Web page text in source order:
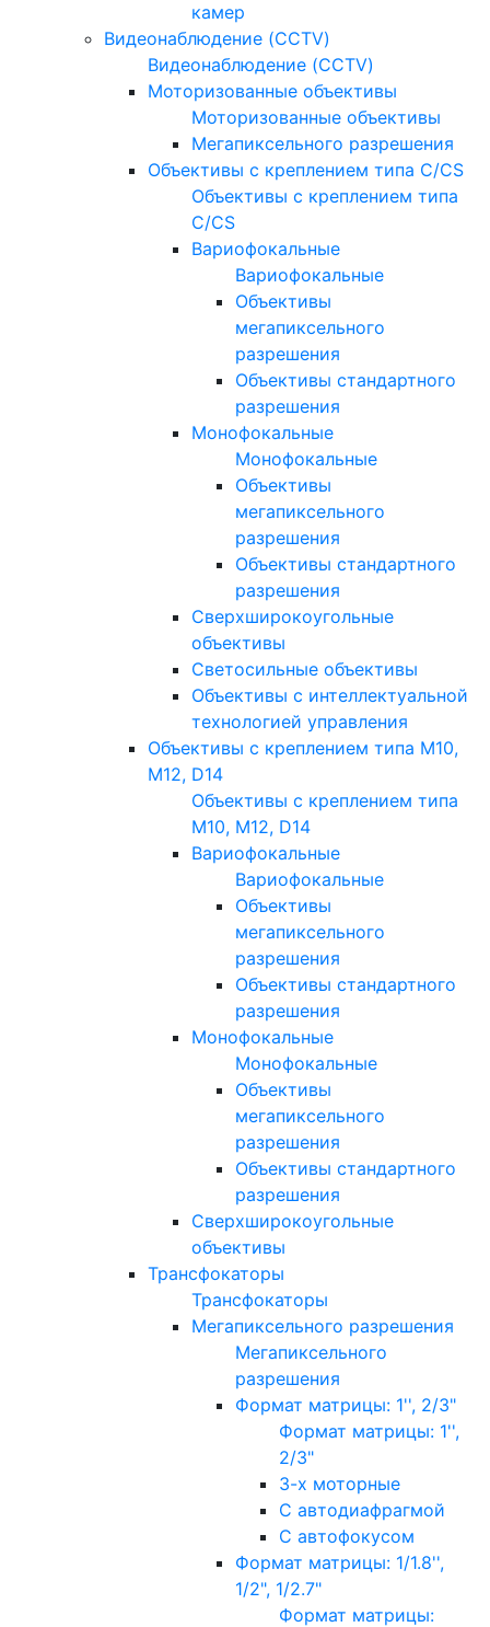
камер
Видеонаблюдение (CCTV)
Видеонаблюдение (CCTV)
Моторизованные объективы
Моторизованные объективы
Мегапиксельного разрешения
Объективы с креплением типа C/CS
Объективы с креплением типа
C/CS
Вариофокальные
Вариофокальные
Объективы
мегапиксельного
разрешения
Объективы стандартного
разрешения
Монофокальные
Монофокальные
Объективы
мегапиксельного
разрешения
Объективы стандартного
разрешения
Сверхширокоугольные
объективы
Светосильные объективы
Объективы с интеллектуальной
технологией управления
Объективы с креплением типа M10,
M12, D14
Объективы с креплением типа
M10, M12, D14
Вариофокальные
Вариофокальные
Объективы
мегапиксельного
разрешения
Объективы стандартного
разрешения
Монофокальные
Монофокальные
Объективы
мегапиксельного
разрешения
Объективы стандартного
разрешения
Сверхширокоугольные
объективы
Трансфокаторы
Трансфокаторы
Мегапиксельного разрешения
Мегапиксельного
разрешения
Формат матрицы: 1'', 2/3"
Формат матрицы: 1'',
2/3"
3-х моторные
С автодиафрагмой
С автофокусом
Формат матрицы: 1/1.8'',
1/2", 1/2.7"
Формат матрицы: